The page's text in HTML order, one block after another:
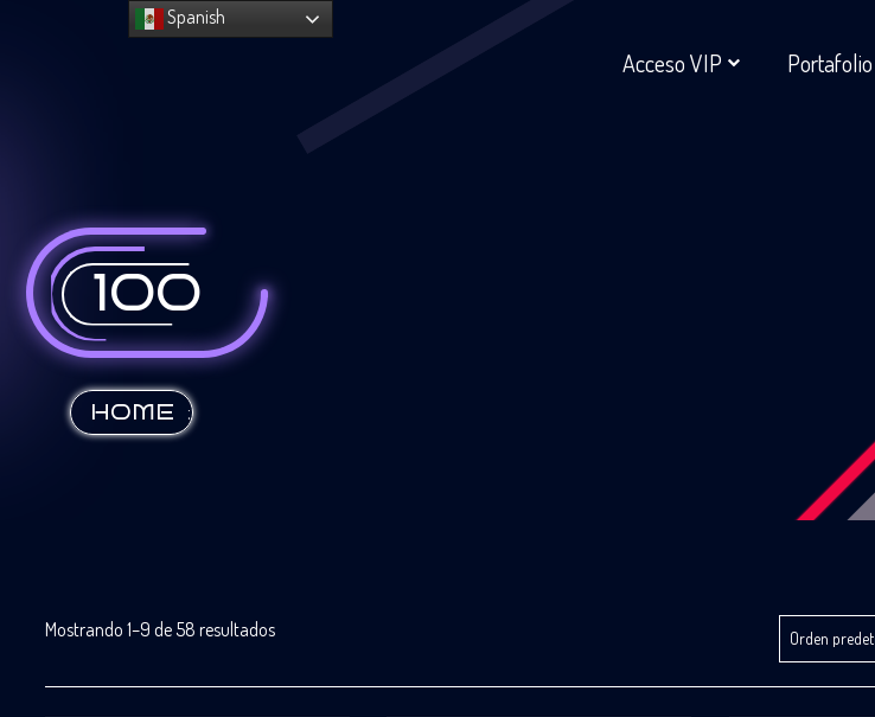
Acceso VIP Portafolio
100
HOME :
Mostrando 1–9 de 58 resultados
Spanish